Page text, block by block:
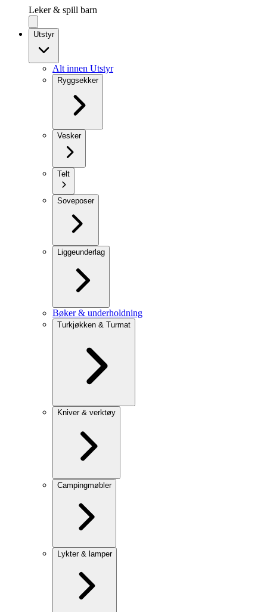
Leker & spill barn
Utstyr
Alt innen Utstyr
Ryggsekker
Vesker
Telt
Soveposer
Liggeunderlag
Bøker & underholdning
Turkjøkken & Turmat
Kniver & verktøy
Campingmøbler
Lykter & lamper